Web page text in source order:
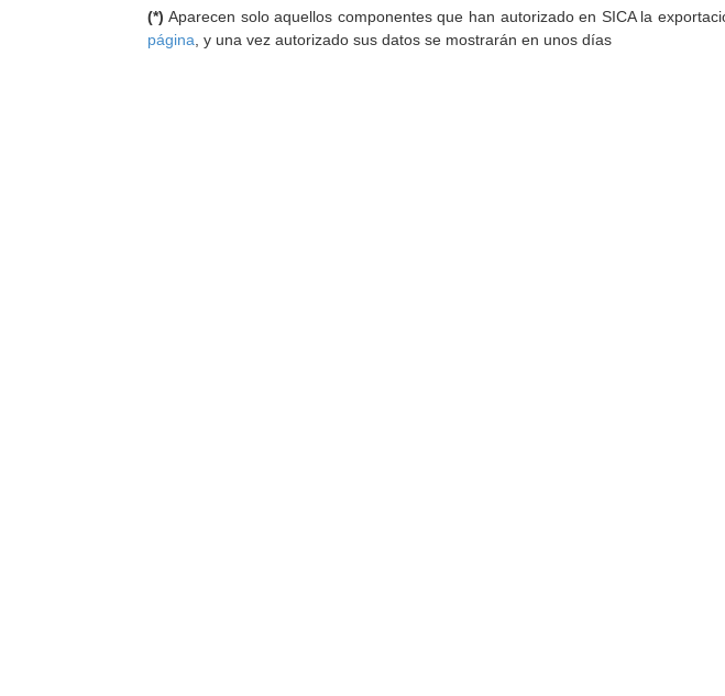
(*) Aparecen solo aquellos componentes que han autorizado en SICA la
página , y una vez autorizado sus datos se mostrarán en unos días